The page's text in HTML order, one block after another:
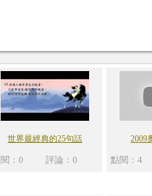
世界最經典的25句話
：0 評論：0
2009
點閱：4